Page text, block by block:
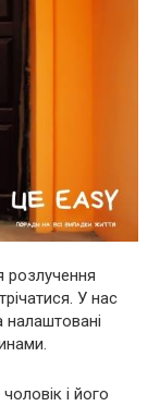
розлучення
У нас
і його